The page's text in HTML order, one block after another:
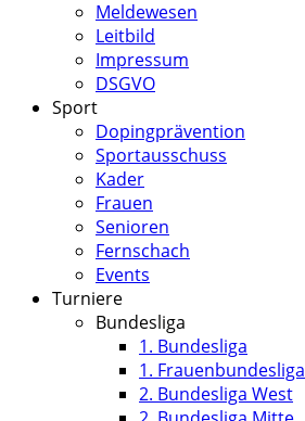
Meldewesen
Leitbild
Impressum
DSGVO
Sport
Dopingprävention
Sportausschuss
Kader
Frauen
Senioren
Fernschach
Events
Turniere
Bundesliga
1. Bundesliga
1. Frauenbundesliga
2. Bundesliga West